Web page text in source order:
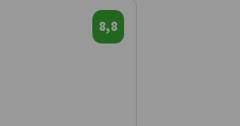
8,8